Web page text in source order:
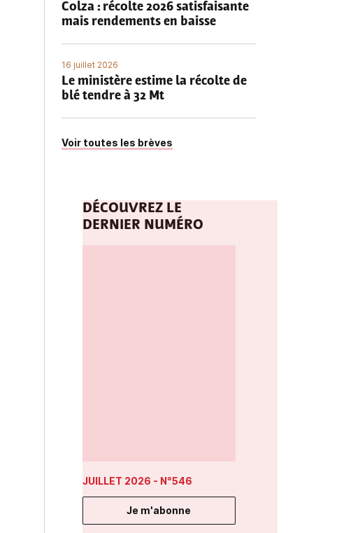
Colza : récolte 2026 satisfaisante
mais rendements en baisse
16 juillet 2026
Le ministère estime la récolte de
blé tendre à 32 Mt
Voir toutes les brèves
DÉCOUVREZ LE
DERNIER NUMÉRO
JUILLET 2026 - N°546
Je m'abonne